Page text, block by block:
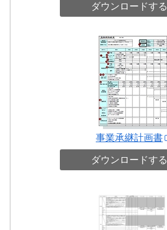
ダウンロードする
事業承継計画書
ダウンロードする